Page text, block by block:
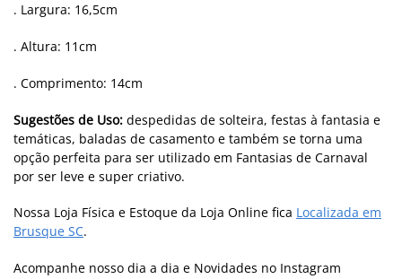
. Largura: 16,5cm
. Altura: 11cm
. Comprimento: 14cm
Sugestões de Uso: despedidas de solteira, festas à fantasia e
temáticas, baladas de casamento e também se torna uma
opção perfeita para ser utilizado em Fantasias de Carnaval
por ser leve e super criativo.
Nossa Loja Física e Estoque da Loja Online fica Localizada em
Brusque SC.
Acompanhe nosso dia a dia e Novidades no Instagram